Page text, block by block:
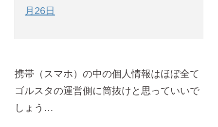
月26日
携帯（スマホ）の中の個人情報はほぼ全て
ゴルスタの運営側に筒抜けと思っていいで
しょう…